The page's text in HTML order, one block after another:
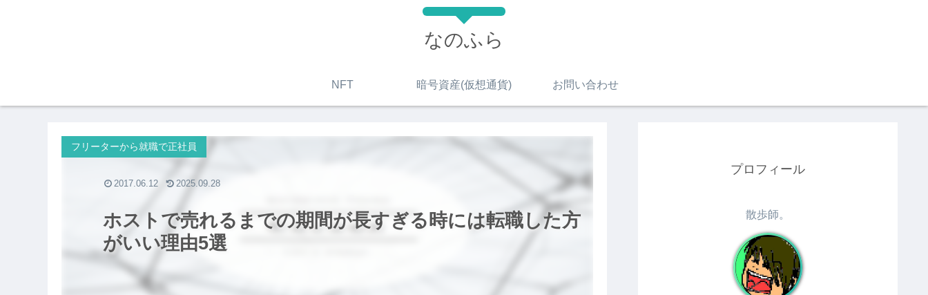
なのふら
NFT 暗号資産(仮想通貨) お問い合わせ
ホストで売れるまでの期間が長すぎる時には転職した方
がいい理由5選
フリーターから就職で正社員
2017.06.12 2025.09.28
プロフィール
散歩師。